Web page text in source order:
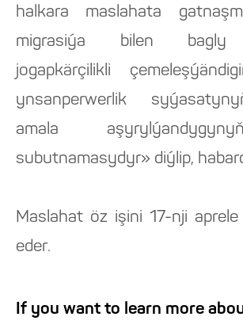
halkara maslahata
migrasiýa bilen bagly
jogapkärçilikli
ynsanperwerlik
amala
subutnamasydyr» diýlip,
Maslahat öz işini 17-nji
eder.
If you want to learn more